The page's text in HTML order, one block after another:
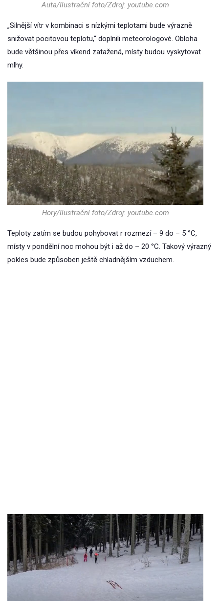
Auta/Ilustrační foto/Zdroj: youtube.com
„Silnější vítr v kombinaci s nízkými teplotami bude výrazně
snižovat pocitovou teplotu,“ doplnili meteorologové. Obloha
bude většinou přes víkend zatažená, místy budou vyskytovat
mlhy.
Hory/Ilustrační foto/Zdroj: youtube.com
Teploty zatím se budou pohybovat r rozmezí – 9 do – 5 °C,
místy v pondělní noc mohou být i až do – 20 °C. Takový výrazný
pokles bude způsoben ještě chladnějším vzduchem.